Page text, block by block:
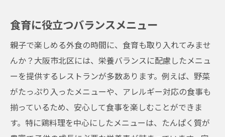
食育に役立つバランスメニュー
親子で楽しめる外食の時間に、食育も取り入れてみませ
んか？大阪市北区には、栄養バランスに配慮したメニュ
ーを提供するレストランが多数あります。例えば、野菜
がたっぷり入ったメニューや、アレルギー対応の食事も
揃っているため、安心して食事を楽しむことができま
す。特に鶏料理を中心にしたメニューは、たんぱく質が